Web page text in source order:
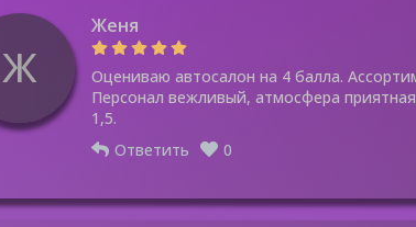
Ж
Женя
Оцениваю автосалон на 4 балла.
Персонал вежливый, атмосфера
1,5.
Ответить
0